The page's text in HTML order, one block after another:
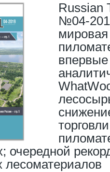
Russian
№04-
мировая
впервые
торговли
очередной
лесоматериалов